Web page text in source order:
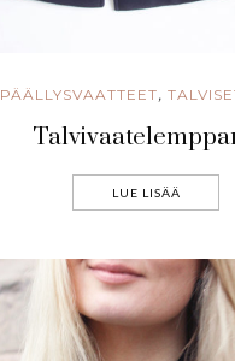
PÄÄLLYSVAATTEET,
LUE LISÄÄ